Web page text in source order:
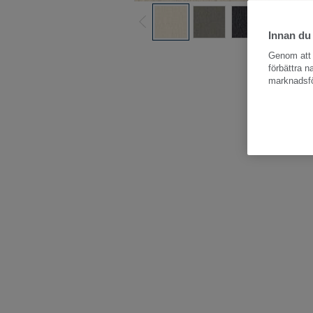
Hela
Innan
Genom
förbättra